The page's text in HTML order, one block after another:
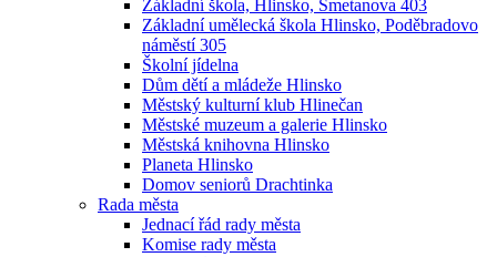
Základní škola, Hlinsko, Smetanova 403
Základní umělecká škola Hlinsko, Poděbradovo
náměstí 305
Školní jídelna
Dům dětí a mládeže Hlinsko
Městský kulturní klub Hlinečan
Městské muzeum a galerie Hlinsko
Městská knihovna Hlinsko
Planeta Hlinsko
Domov seniorů Drachtinka
Rada města
Jednací řád rady města
Komise rady města